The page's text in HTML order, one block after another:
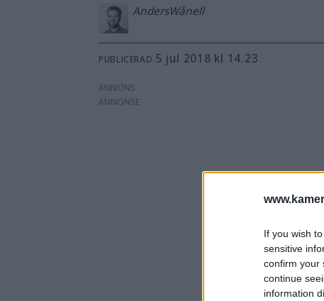
If you wish
sensitive
confirm your
continue
information
AndersWånell
PUBLICERAD 5 jul 2018 kl 14.23
ANNONS